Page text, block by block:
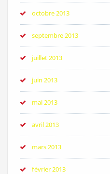
octobre 2013
septembre 2013
juillet 2013
juin 2013
mai 2013
avril 2013
mars 2013
février 2013